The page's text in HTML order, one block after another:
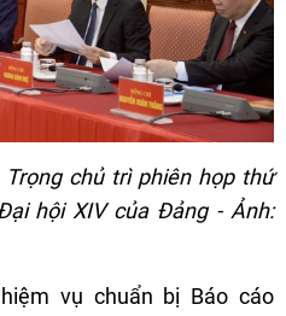
chủ trì phiên họp thứ
hội XIV của Đảng - Ảnh:
vụ chuẩn bị Báo cáo